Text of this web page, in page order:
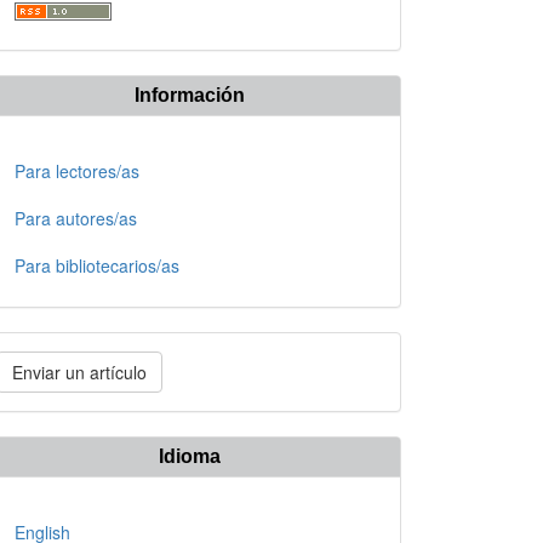
Información
Para lectores/as
Para autores/as
Para bibliotecarios/as
Enviar un artículo
Idioma
English